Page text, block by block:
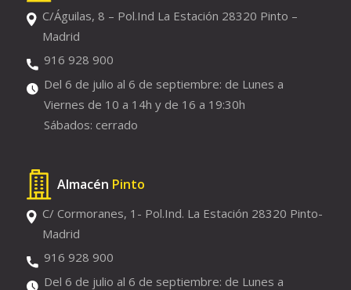
C/Águilas, 8 – Pol.Ind La Estación 28320 Pinto –
Madrid
916 928 900
Del 6 de julio al 6 de septiembre: de Lunes a
Viernes de 10 a 14h y de 16 a 19:30h
Sábados: cerrado
Almacén Pinto
C/ Cormoranes, 1- Pol.Ind. La Estación 28320 Pinto-
Madrid
916 928 900
Del 6 de julio al 6 de septiembre: de Lunes a